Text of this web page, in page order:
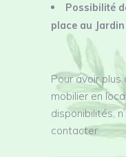
Possibilité
place au Jardin
Pour avoir plus
mobilier en
disponibilités,
contacter.